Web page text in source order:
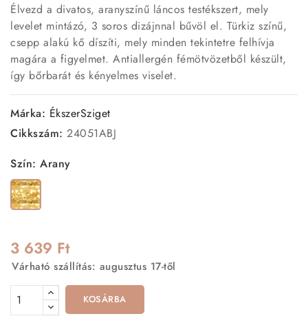
Élvezd a divatos, aranyszínű láncos testékszert, mely
levelet mintázó, 3 soros dizájnnal bűvöl el. Türkiz színű,
csepp alakú kő díszíti, mely minden tekintetre felhívja
magára a figyelmet. Antiallergén fémötvözetből készült,
így bőrbarát és kényelmes viselet.
Márka: ÉkszerSziget
Cikkszám: 24051ABJ
Szín: Arany
Arany
3 639 Ft
Várható szállítás: augusztus 17-től
KOSÁRBA